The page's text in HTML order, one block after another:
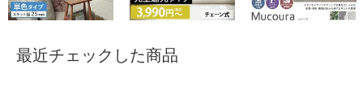
最近チェックした商品